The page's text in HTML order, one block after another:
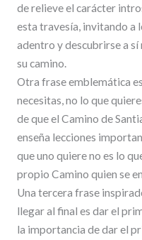
de relieve el carácter
esta travesía, invitando a
adentro y descubrirse a sí
su camino.
Otra frase emblemática
necesitas, no lo que
de que el Camino de
enseña lecciones
que uno quiere no es lo
propio Camino quien se
Una tercera frase
llegar al final es dar el
la importancia de dar el